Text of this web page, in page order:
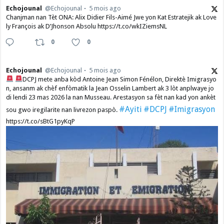
Echojounal @Echojounal
5 mois ago
Chanjman nan Tèt ONA: Alix Didier Fils-Aimé Jwe yon Kat Estratejik ak Love
ly François ak D’Jhonson Absolu https://t.co/wkIZiemsNL
0 0
Echojounal @Echojounal
5 mois ago
DCPJ mete anba kòd Antoine Jean Simon Fénélon, Direktè Imigrasyo
n, ansanm ak chèf enfòmatik la Jean Osselin Lambert ak 3 lòt anplwaye jo
di lendi 23 mas 2026 la nan Musseau. Arestasyon sa fèt nan kad yon ankèt
sou gwo iregilarite nan livrezon paspò. #Ayiti #DCPJ #Imigrasyon
https://t.co/sBtG1pyKqP